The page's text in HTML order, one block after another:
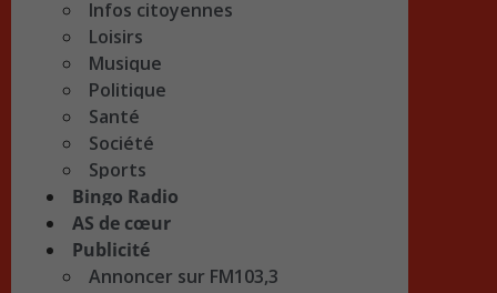
Infos citoyennes
Loisirs
Musique
Politique
Santé
Société
Sports
Bingo Radio
AS de cœur
Publicité
Annoncer sur FM103,3